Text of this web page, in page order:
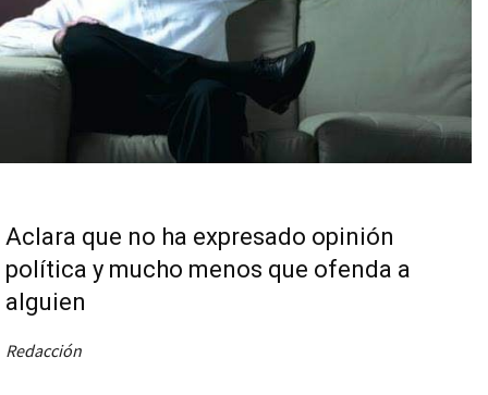
Aclara que no ha expresado opinión
política y mucho menos que ofenda a
alguien
Redacción